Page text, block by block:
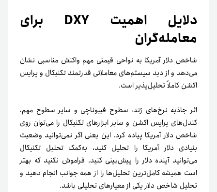
دلایل اهمیت DXY برای
معامله‌گران
شاخص دلار آمریکا به نواحی قیمتی مهم واکنش مناسبی نشان
می‌دهد و از دید سیستم‌های معاملاتی قدرتمند تکنیکال و پرایس
اکشن کاملاً تحلیل‌پذیر است.
اثر جاذبه نرخ‌های رُند، سطوح فیبوناچی و سایر سطوح مهم،
کندل‌های پرایس اکشن و سایر ابزارهای تکنیکال را می‌توان روی
شاخص دلار آمریکا پیاده کرد. این یعنی اگر نمی‌توانید وضعیت
بنیادی دلار آمریکا را تحلیل کنید، به‌کمک تحلیل تکنیکال
می‌توانید آینده دلار را پیش‌بینی کنید. فراموش نکنید که بهتر
است همیشه کامل‌ترین تحلیل‌ها را از همه جوانب انجام دهید و
تحلیل شاخص دلار یکی از معیارهای تحلیلی باشد.